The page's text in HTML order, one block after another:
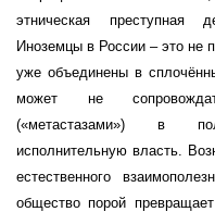
этническая преступная
Иноземцы в России – это не
уже объединены в
может не
(«метастазами») в
исполнительную власть.
естественного
общество порой